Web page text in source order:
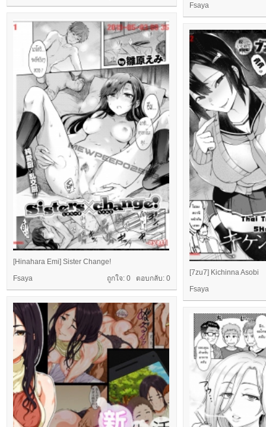
Fsaya
[Hinahara Emi] Sister Change!
ถูกใจ: 0 ตอบกลับ: 0
Fsaya
[7zu7] Kichinna Asobi
Fsaya